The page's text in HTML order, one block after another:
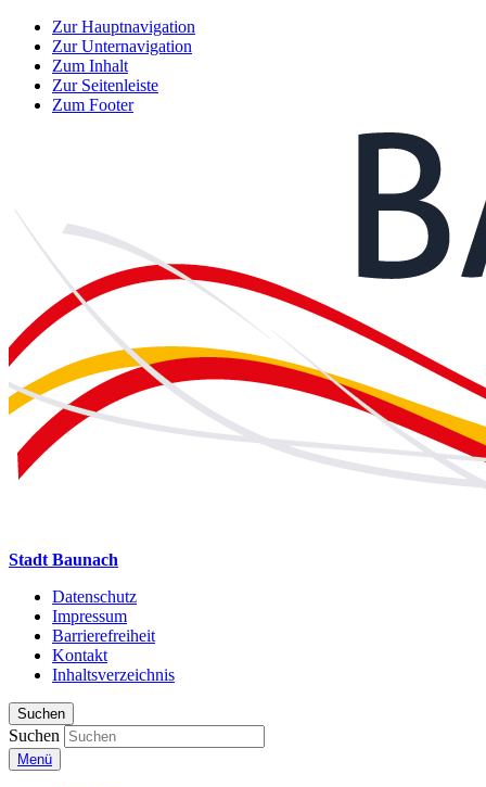
Zur Hauptnavigation
Zur Unternavigation
Zum Inhalt
Zur Seitenleiste
Zum Footer
Stadt Baunach
Datenschutz
Impressum
Barrierefreiheit
Kontakt
Inhaltsverzeichnis
Suchen
Suchen
Menü